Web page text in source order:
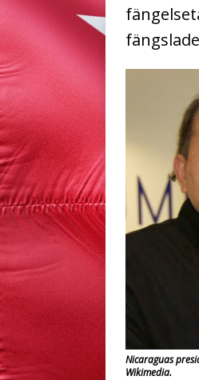
Nicaraguas
Wikimedia.